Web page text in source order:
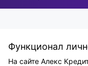
Функционал
На сайте Алекс